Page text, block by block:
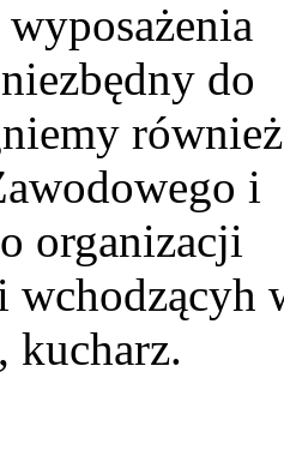
do
również
i
organizacji
wchodzącyh
kucharz.